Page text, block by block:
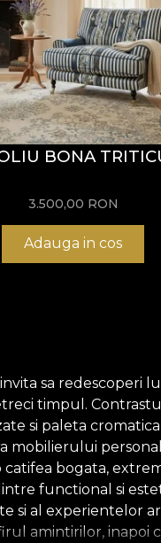
BONA
3.500,00 RON
Adauga in cos
sa redescoperi
timpul.
si paleta
bogata,
functional si
si al experientelor
amintirilor, inapoi